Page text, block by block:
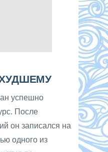
успешно
После
он записался на
одного из